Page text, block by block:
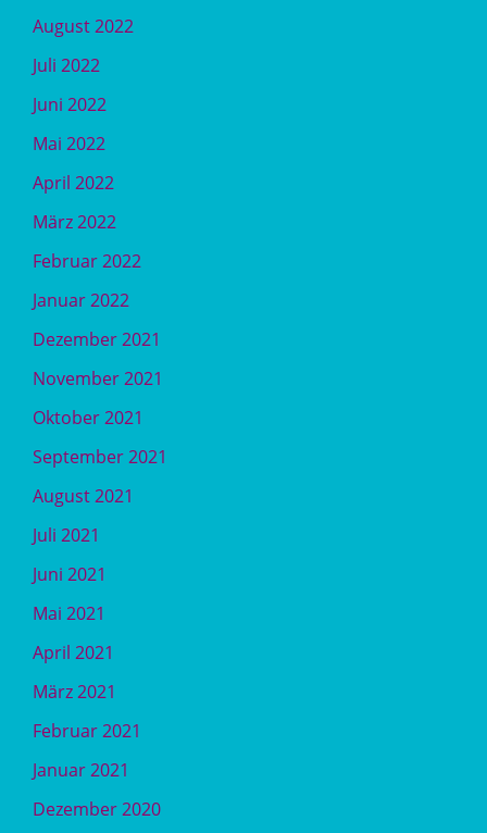
August 2022
Juli 2022
Juni 2022
Mai 2022
April 2022
März 2022
Februar 2022
Januar 2022
Dezember 2021
November 2021
Oktober 2021
September 2021
August 2021
Juli 2021
Juni 2021
Mai 2021
April 2021
März 2021
Februar 2021
Januar 2021
Dezember 2020